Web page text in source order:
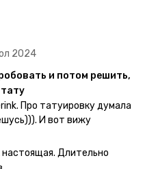
2024
и потом решить,
Про татуировку думала
И вот вижу
Тату на любой вкус.
Выглядит как настоящая.
закажу ещё.
настоящая. Длительно